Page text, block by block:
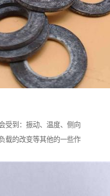
受到：振动、温度、侧向
载的改变等其他的一些作